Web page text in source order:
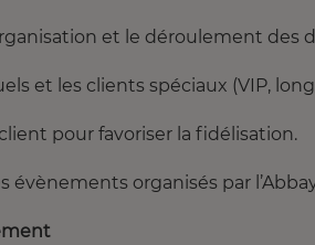
et le déroulement des
et les clients spéciaux (VIP,
pour favoriser la fidélisation.
évènements organisés par